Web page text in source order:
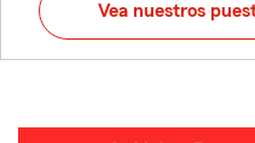
Vea nuestros